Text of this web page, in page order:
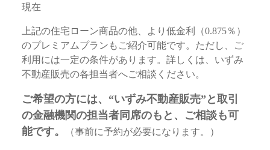
現在
上記の住宅ローン商品の他、より低金利（0.875％）
のプレミアムプランもご紹介可能です。ただし、ご
利用には一定の条件があります。詳しくは、いずみ
不動産販売の各担当者へご相談ください。
ご希望の方には、“いずみ不動産販売”と取引
の金融機関の担当者同席のもと、ご相談も可
能です。
（事前に予約が必要になります。）